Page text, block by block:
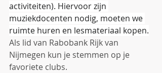
activiteiten). Hiervoor zijn
muziekdocenten nodig, moeten we
ruimte huren en lesmateriaal kopen.
Als lid van Rabobank Rijk van
Nijmegen kun je stemmen op je
favoriete clubs.